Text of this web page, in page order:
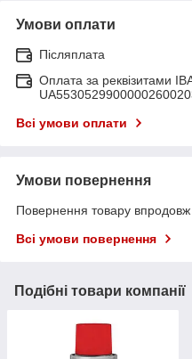
Умови оплати
Післяплата
Оплата за реквізитами
Всі умови оплати
Умови повернення
Повернення товару впродовж
Всі умови повернення
Подібні товари компанії